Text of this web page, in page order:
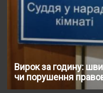
Вирок за годину:
чи порушення